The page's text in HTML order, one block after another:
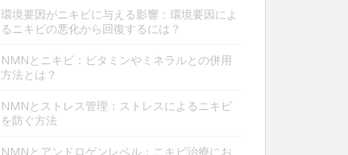
環境要因がニキビに与える影響：環境要因によ
るニキビの悪化から回復するには？
NMNとニキビ：ビタミンやミネラルとの併用
方法とは？
NMNとストレス管理：ストレスによるニキビ
を防ぐ方法
NMNとアンドロゲンレベル：ニキビ治療にお